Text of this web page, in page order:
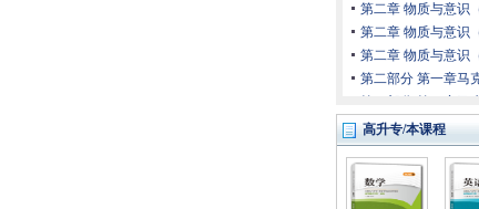
第二章 物质与意识
第二章 物质与意识
第二章 物质与意识
第二部分 第一章马
第二部分 第一章马
第二部分 第二章新
第二部分 第二章新
第二部分 第三章社
高升专/本课程